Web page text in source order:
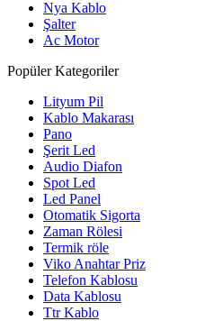
Nya Kablo
Şalter
Ac Motor
Popüler Kategoriler
Lityum Pil
Kablo Makarası
Pano
Şerit Led
Audio Diafon
Spot Led
Led Panel
Otomatik Sigorta
Zaman Rölesi
Termik röle
Viko Anahtar Priz
Telefon Kablosu
Data Kablosu
Ttr Kablo